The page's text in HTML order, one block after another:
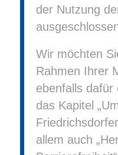
der Nutzung
Wir möchten
Rahmen Ihrer
ebenfalls dafür
das Kapitel
allem auch